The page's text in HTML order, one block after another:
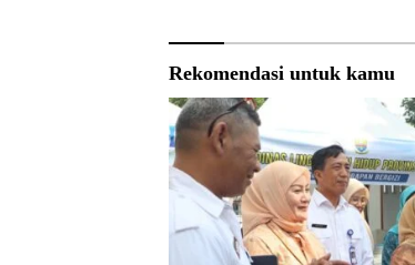
Rekomendasi untuk kamu